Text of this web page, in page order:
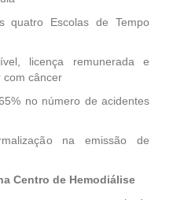
quatro Escolas de Tempo
licença remunerada e
com câncer
no número de acidentes
na emissão de
Centro de Hemodiálise